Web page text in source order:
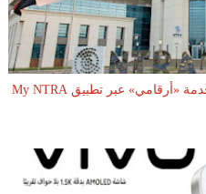
تنظيم الاتصالات "يعلن إعادة إتاحة خدمة «أرقامي» عبر تطبيق My NTRA